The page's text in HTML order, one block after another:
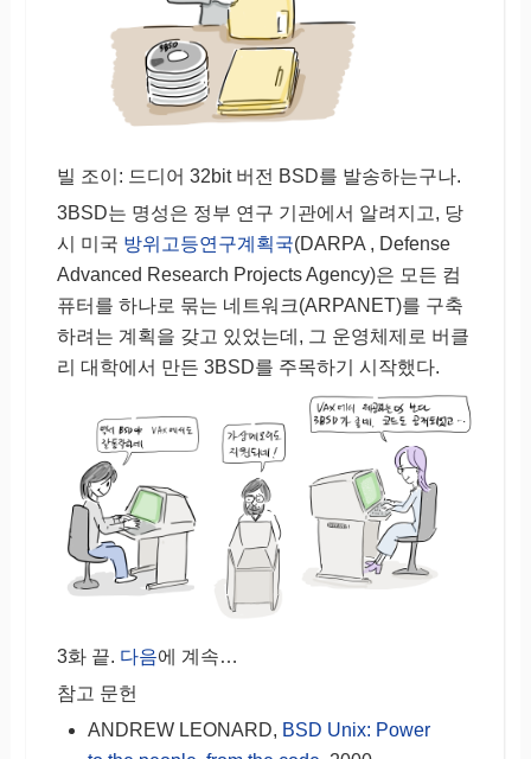
빌 조이: 드디어 32bit 버전 BSD를 발송하는구나.
3BSD는 명성은 정부 연구 기관에서 알려지고, 당
시 미국 방위고등연구계획국(DARPA , Defense
Advanced Research Projects Agency)은 모든 컴
퓨터를 하나로 묶는 네트워크(ARPANET)를 구축
하려는 계획을 갖고 있었는데, 그 운영체제로 버클
리 대학에서 만든 3BSD를 주목하기 시작했다.
3화 끝. 다음에 계속…
참고 문헌
ANDREW LEONARD, BSD Unix: Power